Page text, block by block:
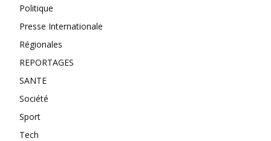
Politique
Presse Internationale
Régionales
REPORTAGES
SANTE
Société
Sport
Tech